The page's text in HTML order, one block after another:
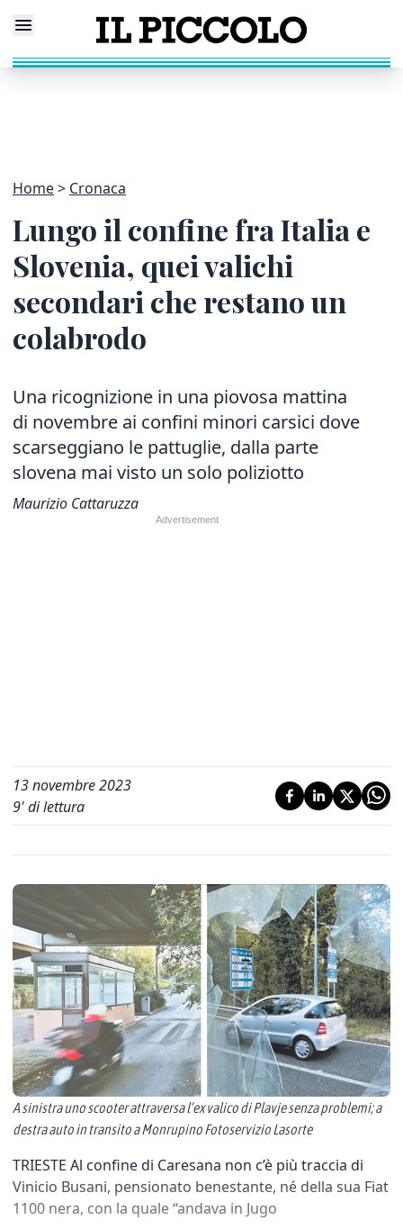
Home Cronaca
Lungo il confine fra Italia e
Slovenia, quei valichi
secondari che restano un
colabrodo
Una ricognizione in una piovosa mattina
di novembre ai confini minori carsici dove
scarseggiano le pattuglie, dalla parte
slovena mai visto un solo poliziotto
Maurizio Cattaruzza
13 novembre 2023
9' di lettura
A sinistra uno scooter attraversa l’ex valico di Plavje senza problemi; a
destra auto in transito a Monrupino Fotoservizio Lasorte
TRIESTE Al confine di Caresana non c’è più traccia di
Vinicio Busani, pensionato benestante, né della sua Fiat
1100 nera, con la quale “andava in Jugo